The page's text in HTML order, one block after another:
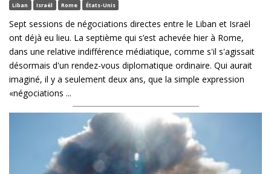
Liban Israël Rome États-Unis
Sept sessions de négociations directes entre le Liban et Israël
ont déjà eu lieu. La septième qui s’est achevée hier à Rome,
dans une relative indifférence médiatique, comme s'il s'agissait
désormais d'un rendez-vous diplomatique ordinaire. Qui aurait
imaginé, il y a seulement deux ans, que la simple expression
«négociations ...